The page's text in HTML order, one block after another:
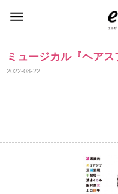
ミュージカル『ヘア
2022-08-22